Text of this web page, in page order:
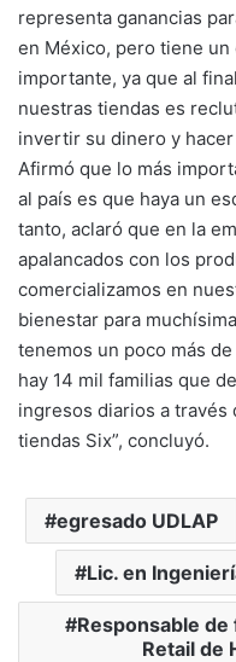
representa ganancias
en México, pero tiene
importante, ya que al
nuestras tiendas es
invertir su dinero y
Afirmó que lo más
al país es que haya un
tanto, aclaró que en la
apalancados con los
comercializamos en
bienestar para
tenemos un poco más
hay 14 mil familias que
ingresos diarios a través
tiendas Six”, concluyó.
egresado UDLAP
Lic. en
Responsable de
Retail de